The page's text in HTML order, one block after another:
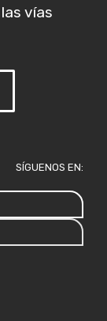
vías
SÍGUENOS EN: